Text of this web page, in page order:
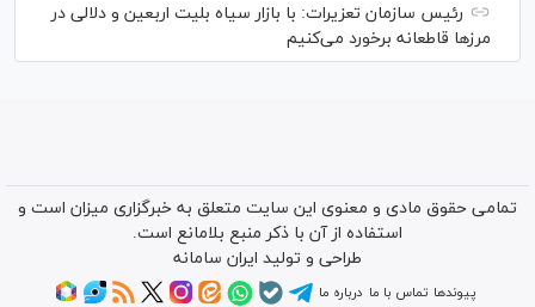
رئیس سازمان تعزیرات: با بازار سیاه بلیت اربعین و دلالی در
مرز‌ها قاطعانه برخورد می‌کنیم
تمامی حقوق مادی و معنوی این سایت متعلق به خبرگزاری میزان است و
استفاده از آن با ذکر منبع بلامانع است.
طراحی و تولید ایران سامانه
پیوندها تماس با ما درباره ما